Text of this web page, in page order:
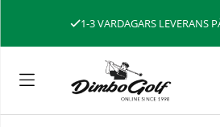
1-3 VARDAGARS LEVERANS